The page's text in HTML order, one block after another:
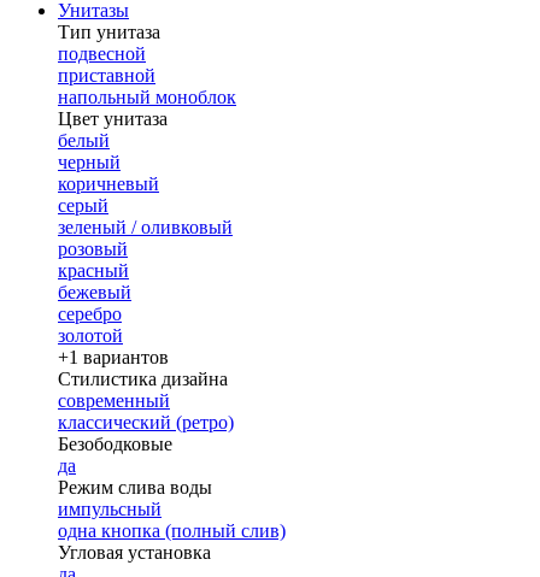
Унитазы
Тип унитаза
подвесной
приставной
напольный моноблок
Цвет унитаза
белый
черный
коричневый
серый
зеленый / оливковый
розовый
красный
бежевый
серебро
золотой
+1 вариантов
Стилистика дизайна
современный
классический (ретро)
Безободковые
да
Режим слива воды
импульсный
одна кнопка (полный слив)
Угловая установка